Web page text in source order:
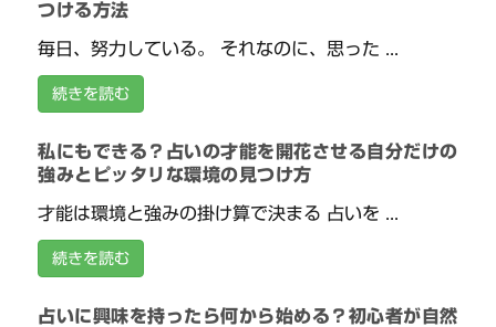
つける方法
毎日、努力している。 それなのに、思った ...
続きを読む
私にもできる？占いの才能を開花させる自分だけの
強みとピッタリな環境の見つけ方
才能は環境と強みの掛け算で決まる 占いを ...
続きを読む
占いに興味を持ったら何から始める？初心者が自然